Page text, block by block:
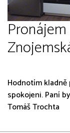
Hodnotím kladně
spokojeni. Paní
Tomáš Trochta